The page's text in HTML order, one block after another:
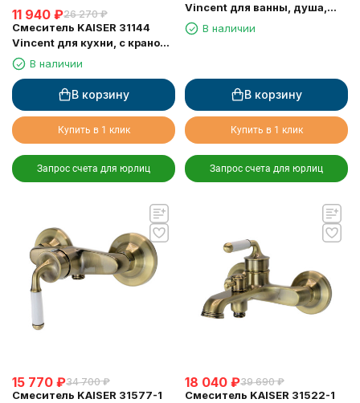
11 940 ₽26 270 ₽
Смеситель KAISER 31144
Vincent для кухни, с краном
для питьевой воды, хром
В наличии
В корзину
Купить в 1 клик
Запрос счета для юрлиц
Vincent для ванны, душа,
биде, хром
В наличии
В корзину
Купить в 1 клик
Запрос счета для юрлиц
15 770 ₽34 700 ₽
Смеситель KAISER 31577-1
18 040 ₽39 690 ₽
Смеситель KAISER 31522-1